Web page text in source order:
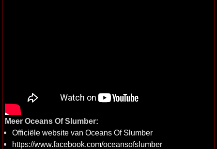
Meer Oceans Of Slumber:
Officiële website van Oceans Of Slumber
https://www.facebook.com/oceansofslumber